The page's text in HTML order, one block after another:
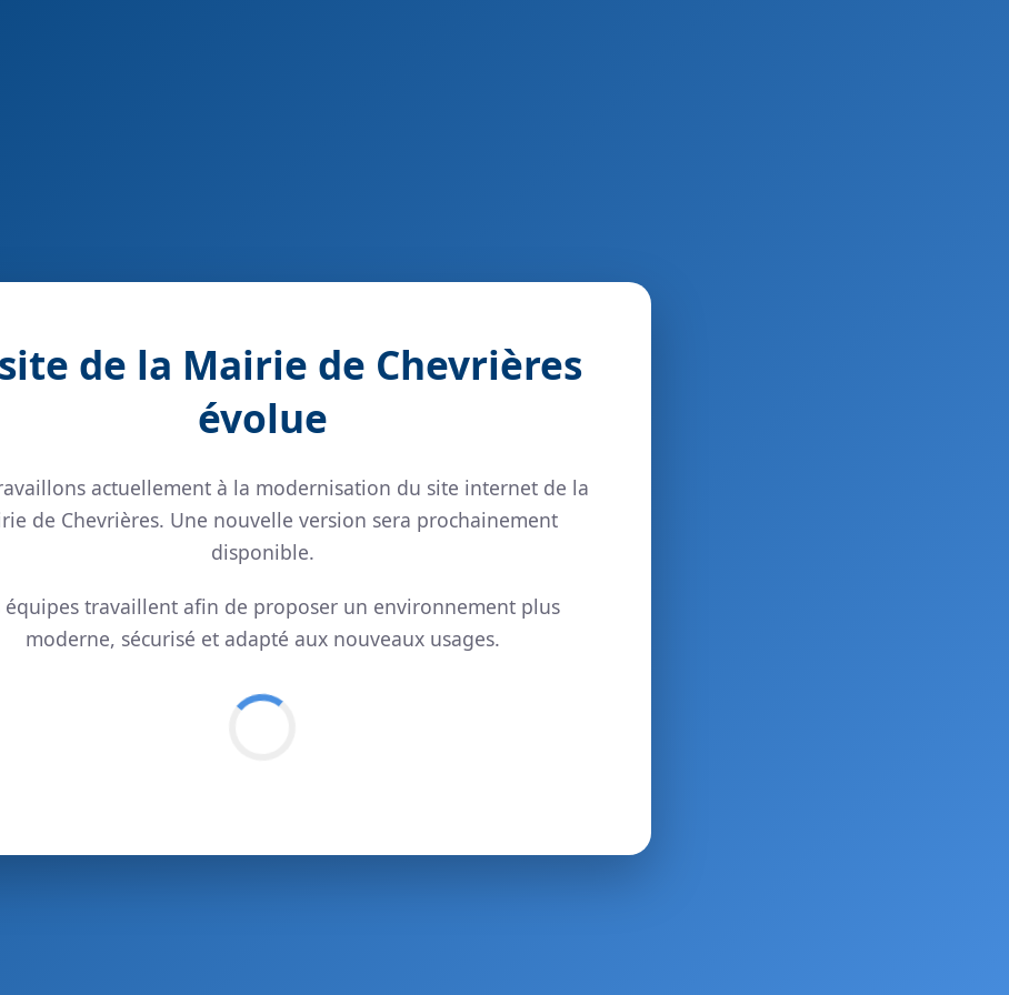
de la Mairie de Chevrières
évolue
actuellement à la modernisation du site internet de la
de Chevrières. Une nouvelle version sera prochainement
disponible.
équipes travaillent afin de proposer un environnement plus
moderne, sécurisé et adapté aux nouveaux usages.